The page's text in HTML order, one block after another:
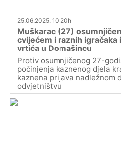
25.06.2025. 10:20h
Muškarac (27)
cvijećem i raznih igračaka
vrtića u Domašincu
Protiv osumnjičenog 27-
počinjenja kaznenog djela
kaznena prijava nadležnom
odvjetništvu